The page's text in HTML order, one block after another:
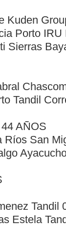
Kuden
Porto
Sierras
Tandil
AÑOS
Ríos San
Tandil
Estela